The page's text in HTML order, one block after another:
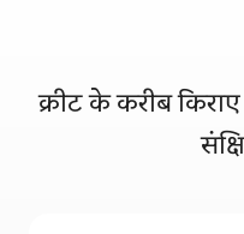
क्रीट के करीब